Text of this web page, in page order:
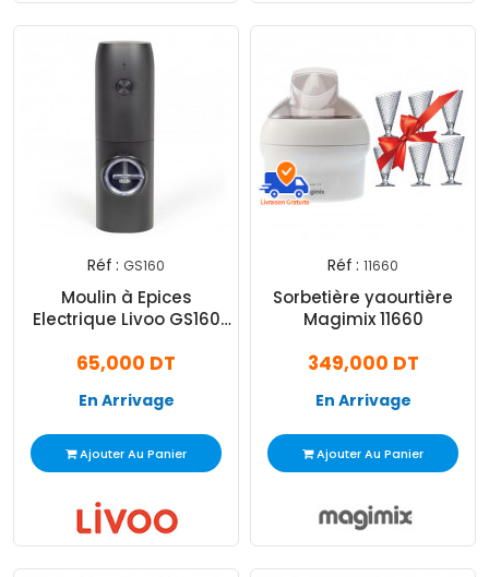
Réf : GS160
Moulin à Epices
Electrique Livoo GS160
65,000 DT
En Arrivage
Ajouter Au Panier
Réf : 11660
Sorbetière yaourtière
Magimix 11660
349,000 DT
En Arrivage
Ajouter Au Panier